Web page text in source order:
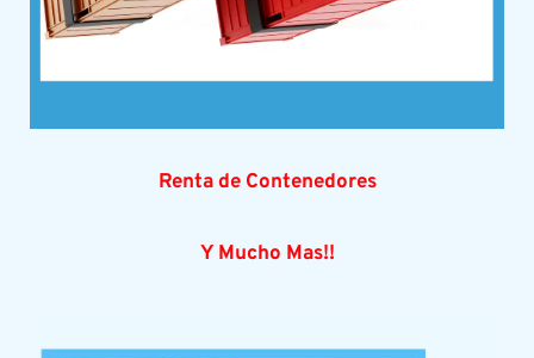
Renta de Contenedores
Y Mucho Mas!!